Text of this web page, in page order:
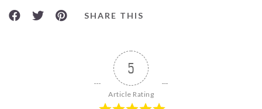
SHARE THIS
5
Article Rating